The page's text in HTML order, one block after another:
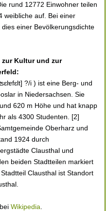
rund 12772 Einwohner teilen
weibliche auf. Bei einer
einer Bevölkerungsdichte
zur Kultur und zur
?/i ) ist eine Berg- und
in Niedersachsen. Sie
620 m Höhe und hat knapp
als 4300 Studenten. [2]
Oberharz und
1924 durch
Clausthal und
beiden Stadtteilen markiert
Clausthal ist Standort
Wikipedia